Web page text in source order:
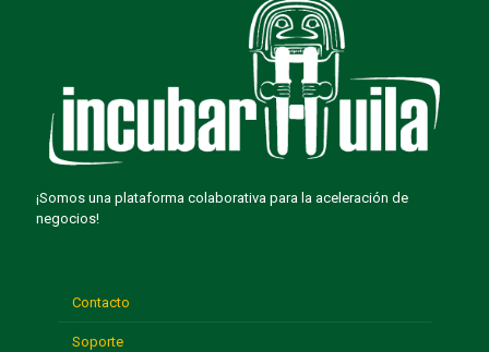
¡Somos una plataforma colaborativa para la aceleración de
negocios!
Contacto
Soporte